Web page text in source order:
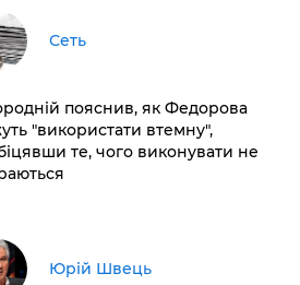
Сеть
пояснив, як Федорова
"використати втемну",
те, чого виконувати не
Юрій Швець